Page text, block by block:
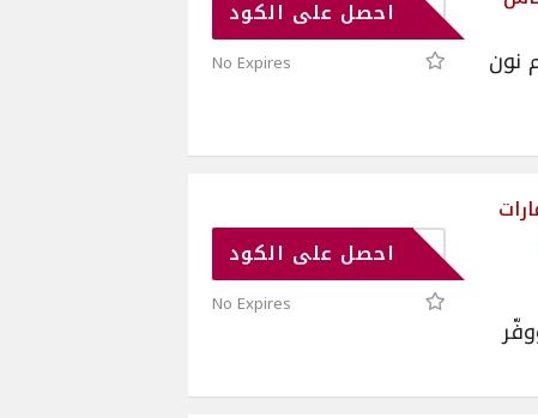
نون
QAT49
احصل على الكود
No Expires
2026 ووفّر
FGG1احصل على الكود
No Expires